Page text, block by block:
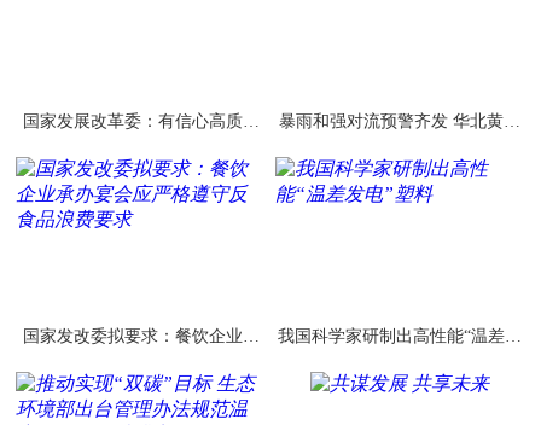
国家发展改革委：有信心高质量
暴雨和强对流预警齐发 华北黄淮
国家发改委拟要求：餐饮企业承
求
我国科学家研制出高性能“温差发